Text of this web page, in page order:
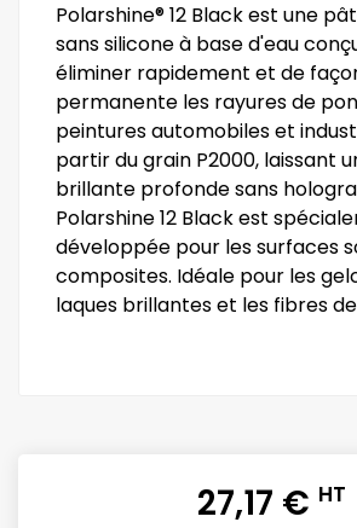
Polarshine® 12 Black est une
sans silicone à base d'eau
éliminer rapidement et de
permanente les rayures de
peintures automobiles et
partir du grain P2000, laissant
brillante profonde sans
Polarshine 12 Black est
développée pour les surfaces
composites. Idéale pour les
laques brillantes et les fibres
27,17 € HT